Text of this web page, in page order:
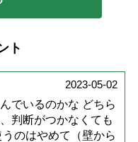
ト
2023-05-02
でいるのかな どちら
判断がつかなくても
のはやめて（壁から